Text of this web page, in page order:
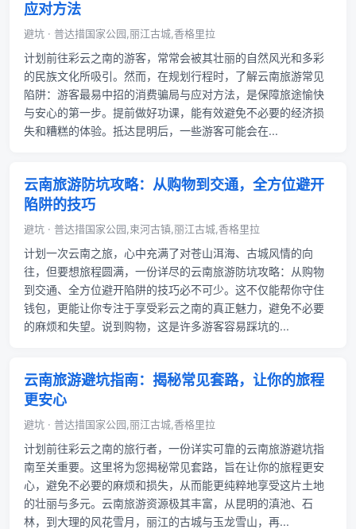
应对方法
避坑 · 普达措国家公园,丽江古城,香格里拉
计划前往彩云之南的游客，常常会被其壮丽的自然风光和多彩
的民族文化所吸引。然而，在规划行程时，了解云南旅游常见
陷阱：游客最易中招的消费骗局与应对方法，是保障旅途愉快
与安心的第一步。提前做好功课，能有效避免不必要的经济损
失和糟糕的体验。抵达昆明后，一些游客可能会在...
云南旅游防坑攻略：从购物到交通，全方位避开
陷阱的技巧
避坑 · 普达措国家公园,束河古镇,丽江古城,香格里拉
计划一次云南之旅，心中充满了对苍山洱海、古城风情的向
往，但要想旅程圆满，一份详尽的云南旅游防坑攻略：从购物
到交通、全方位避开陷阱的技巧必不可少。这不仅能帮你守住
钱包，更能让你专注于享受彩云之南的真正魅力，避免不必要
的麻烦和失望。说到购物，这是许多游客容易踩坑的...
云南旅游避坑指南：揭秘常见套路，让你的旅程
更安心
避坑 · 普达措国家公园,丽江古城,香格里拉
计划前往彩云之南的旅行者，一份详实可靠的云南旅游避坑指
南至关重要。这里将为您揭秘常见套路，旨在让你的旅程更安
心，避免不必要的麻烦和损失，从而能更纯粹地享受这片土地
的壮丽与多元。云南旅游资源极其丰富，从昆明的滇池、石
林，到大理的风花雪月，丽江的古城与玉龙雪山，再...